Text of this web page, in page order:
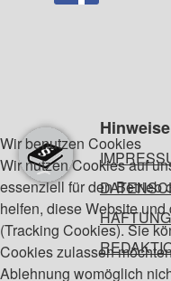
Wir benutzen Cookies
Wir nutzen Cookies auf
essenziell für den Betrieb
helfen, diese Website
(Tracking Cookies). Sie
Cookies zulassen
Ablehnung womöglich